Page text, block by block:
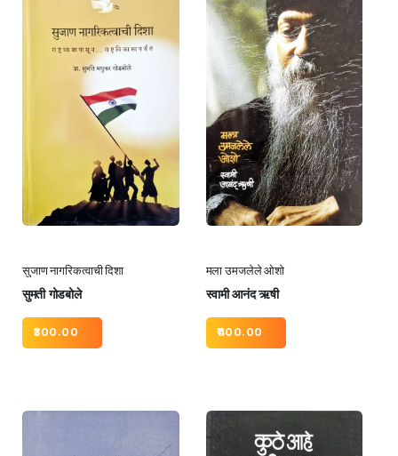
सुजाण नागरिकत्वाची दिशा
सुमती गोडबोले
300.00
मला उमजलेले ओशो
स्वामी आनंद ऋषी
400.00